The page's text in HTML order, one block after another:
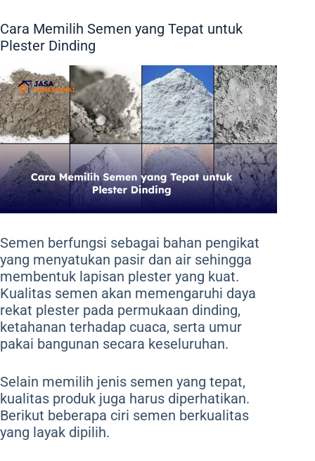
Cara Memilih Semen yang Tepat untuk
Plester Dinding
Semen berfungsi sebagai bahan pengikat
yang menyatukan pasir dan air sehingga
membentuk lapisan plester yang kuat.
Kualitas semen akan memengaruhi daya
rekat plester pada permukaan dinding,
ketahanan terhadap cuaca, serta umur
pakai bangunan secara keseluruhan.
Selain memilih jenis semen yang tepat,
kualitas produk juga harus diperhatikan.
Berikut beberapa ciri semen berkualitas
yang layak dipilih.